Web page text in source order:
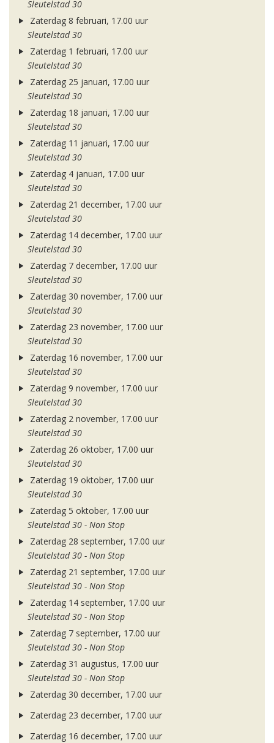
Sleutelstad 30
Zaterdag 8 februari, 17.00 uur
Sleutelstad 30
Zaterdag 1 februari, 17.00 uur
Sleutelstad 30
Zaterdag 25 januari, 17.00 uur
Sleutelstad 30
Zaterdag 18 januari, 17.00 uur
Sleutelstad 30
Zaterdag 11 januari, 17.00 uur
Sleutelstad 30
Zaterdag 4 januari, 17.00 uur
Sleutelstad 30
Zaterdag 21 december, 17.00 uur
Sleutelstad 30
Zaterdag 14 december, 17.00 uur
Sleutelstad 30
Zaterdag 7 december, 17.00 uur
Sleutelstad 30
Zaterdag 30 november, 17.00 uur
Sleutelstad 30
Zaterdag 23 november, 17.00 uur
Sleutelstad 30
Zaterdag 16 november, 17.00 uur
Sleutelstad 30
Zaterdag 9 november, 17.00 uur
Sleutelstad 30
Zaterdag 2 november, 17.00 uur
Sleutelstad 30
Zaterdag 26 oktober, 17.00 uur
Sleutelstad 30
Zaterdag 19 oktober, 17.00 uur
Sleutelstad 30
Zaterdag 5 oktober, 17.00 uur
Sleutelstad 30 - Non Stop
Zaterdag 28 september, 17.00 uur
Sleutelstad 30 - Non Stop
Zaterdag 21 september, 17.00 uur
Sleutelstad 30 - Non Stop
Zaterdag 14 september, 17.00 uur
Sleutelstad 30 - Non Stop
Zaterdag 7 september, 17.00 uur
Sleutelstad 30 - Non Stop
Zaterdag 31 augustus, 17.00 uur
Sleutelstad 30 - Non Stop
Zaterdag 30 december, 17.00 uur
Zaterdag 23 december, 17.00 uur
Zaterdag 16 december, 17.00 uur